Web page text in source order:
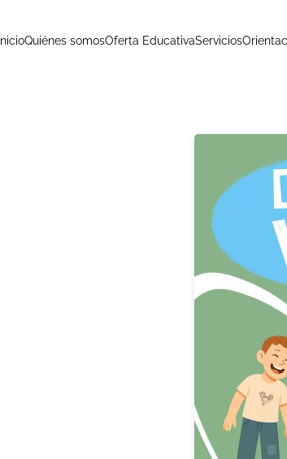
InicioQuiénes somosOferta EducativaServicios